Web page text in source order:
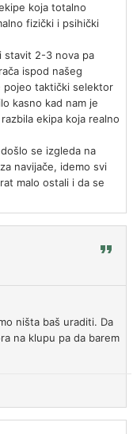
koja totalno
fizički i psihički
stavit 2-3 nova pa
ispod našeg
pojeo taktički selektor
kasno kad nam je
ekipa koja realno
se izgleda na
navijače, idemo svi
malo ostali i da se
ništa baš uraditi. Da
na klupu pa da barem